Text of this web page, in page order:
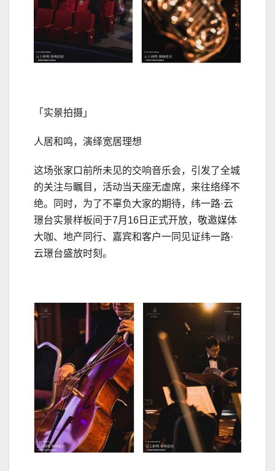
「实景拍摄」
人居和鸣，演绎宽居理想
这场张家口前所未见的交响音乐会，引发了全城
的关注与瞩目，活动当天座无虚席，来往络绎不
绝。同时，为了不辜负大家的期待，纬一路·云
璟台实景样板间于7月16日正式开放，敬邀媒体
大咖、地产同行、嘉宾和客户一同见证纬一路·
云璟台盛放时刻。